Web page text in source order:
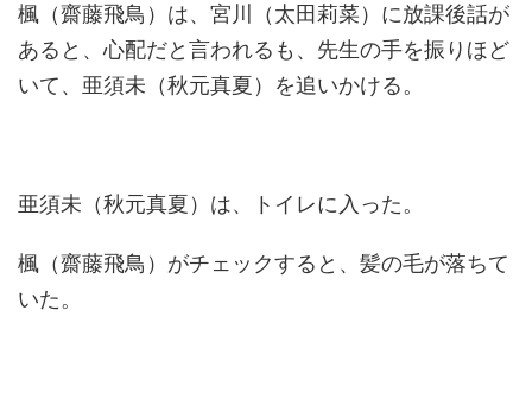
楓（齋藤飛鳥）は、宮川（太田莉菜）に放課後話が
あると、心配だと言われるも、先生の手を振りほど
いて、亜須未（秋元真夏）を追いかける。
亜須未（秋元真夏）は、トイレに入った。
楓（齋藤飛鳥）がチェックすると、髪の毛が落ちて
いた。